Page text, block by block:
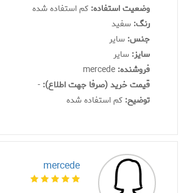
وضعیت استفاده: کم استفاده شده
رنگ: سفید
جنس: سایر
سايز: سایر
فروشنده: mercede
قیمت خرید (صرفا جهت اطلاع): -
توضیح: کم استفاده شده
mercede